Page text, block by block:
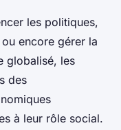
les politiques,
encore gérer la
globalisé, les
des
à leur rôle social.